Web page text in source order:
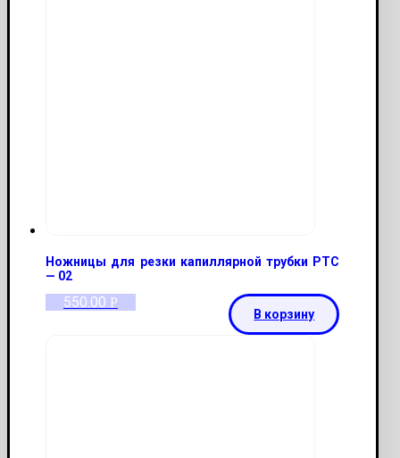
Ножницы для резки капиллярной трубки PTC
— 02
550.00 Р
В корзину